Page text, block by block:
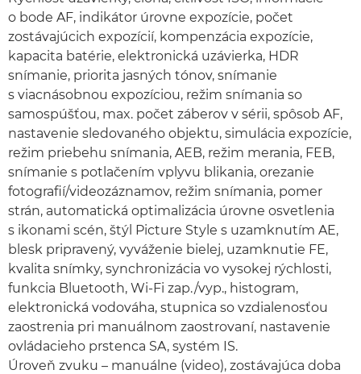
o bode AF, indikátor úrovne expozície, počet
zostávajúcich expozícií, kompenzácia expozície,
kapacita batérie, elektronická uzávierka, HDR
snímanie, priorita jasných tónov, snímanie
s viacnásobnou expozíciou, režim snímania so
samospúšťou, max. počet záberov v sérii, spôsob AF,
nastavenie sledovaného objektu, simulácia expozície,
režim priebehu snímania, AEB, režim merania, FEB,
snímanie s potlačením vplyvu blikania, orezanie
fotografií/videozáznamov, režim snímania, pomer
strán, automatická optimalizácia úrovne osvetlenia
s ikonami scén, štýl Picture Style s uzamknutím AE,
blesk pripravený, vyváženie bielej, uzamknutie FE,
kvalita snímky, synchronizácia vo vysokej rýchlosti,
funkcia Bluetooth, Wi-Fi zap./vyp., histogram,
elektronická vodováha, stupnica so vzdialenosťou
zaostrenia pri manuálnom zaostrovaní, nastavenie
ovládacieho prstenca SA, systém IS.
Úroveň zvuku – manuálne (video), zostávajúca doba